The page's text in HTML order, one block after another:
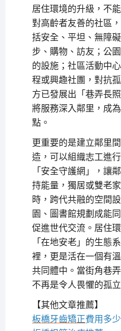
居住環境的升級，不
對高齡者友善的社區
括安全、平坦、無障
步、購物、訪友；公
的設施；社區活動中
程或興趣社團，對抗
方已發展出「巷弄長
將服務深入鄰里，成
點。
更重要的是建立鄰里
造，可以組織志工進
「安全守護網」，讓
持能量，獨居或雙老
時，跨代共融的空間
園、圖書館規劃成能
促進世代交流。居住
「在地安老」的生態
裡，更是活在一個有
共同體中。當街角巷
不再是令人畏懼的孤立
【其他文章推薦】
板橋牙齒矯正費用多